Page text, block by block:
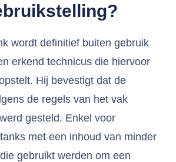
wordt definitief buiten gebruik
erkend technicus die hiervoor
Hij bevestigt dat de
de regels van het vak
gesteld. Enkel voor
met een inhoud van minder
gebruikt werden om een